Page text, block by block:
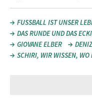
FUSSBALL IST UNSER
DAS RUNDE UND DAS
GIOVANE ELBER
SCHIRI, WIR WISSEN, WO